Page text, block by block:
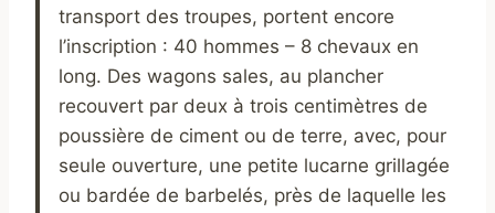
transport des troupes, portent encore
l’inscription : 40 hommes – 8 chevaux en
long. Des wagons sales, au plancher
recouvert par deux à trois centimètres de
poussière de ciment ou de terre, avec, pour
seule ouverture, une petite lucarne grillagée
ou bardée de barbelés, près de laquelle les